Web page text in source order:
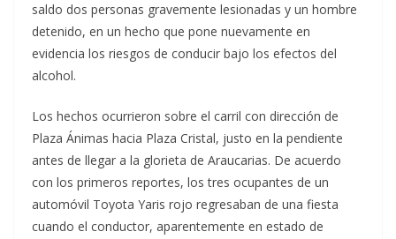
saldo dos personas gravemente lesionadas y un hombre
detenido, en un hecho que pone nuevamente en
evidencia los riesgos de conducir bajo los efectos del
alcohol.
Los hechos ocurrieron sobre el carril con dirección de
Plaza Ánimas hacia Plaza Cristal, justo en la pendiente
antes de llegar a la glorieta de Araucarias. De acuerdo
con los primeros reportes, los tres ocupantes de un
automóvil Toyota Yaris rojo regresaban de una fiesta
cuando el conductor, aparentemente en estado de